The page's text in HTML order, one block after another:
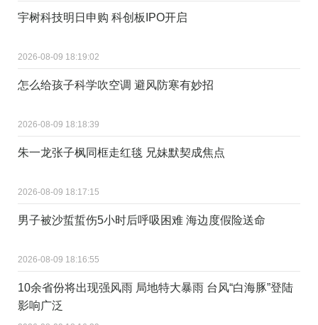
宇树科技明日申购 科创板IPO开启
2026-08-09 18:19:02
怎么给孩子科学吹空调 避风防寒有妙招
2026-08-09 18:18:39
朱一龙张子枫同框走红毯 兄妹默契成焦点
2026-08-09 18:17:15
男子被沙蜇蜇伤5小时后呼吸困难 海边度假险送命
2026-08-09 18:16:55
10余省份将出现强风雨 局地特大暴雨 台风“白海豚”登陆
影响广泛